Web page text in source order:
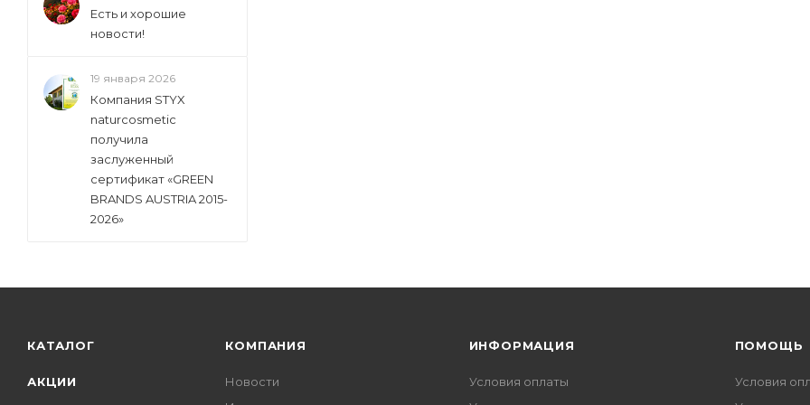
Есть и хорошие
новости!
19 января 2026
Компания STYX
naturcosmetic
получила
заслуженный
сертификат «GREEN
BRANDS AUSTRIA 2015-
2026»
КАТАЛОГ
АКЦИИ
КОМПАНИЯ
Новости
ИНФОРМАЦИЯ
Условия оплаты
ПОМОЩЬ
Условия